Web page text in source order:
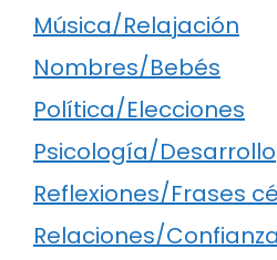
Música/Relajación
Nombres/Bebés
Política/Elecciones
Psicología/Desarrollo
Reflexiones/Frases
Relaciones/Confianza